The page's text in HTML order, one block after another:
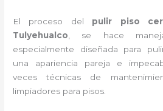
El proceso del pulir piso
Tulyehualco , se hace
especialmente diseñada para
una apariencia pareja e
veces técnicas de
limpiadores para pisos.